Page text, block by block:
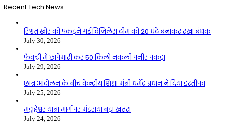
Recent Tech News
रिश्वत खोर को पकड़ने गई विजिलेंस टीम को 20 घंटे बनाकर रखा बंधक
July 30, 2026
फैक्ट्री में छापेमारी कर 50 किलो नकली पनीर पकड़ा
July 29, 2026
छात्र आंदोलन के बीच केन्द्रीय शिक्षा मंत्री धर्मेंद्र प्रधान ने दिया इस्तीफा
July 25, 2026
मद्महेश्वर यात्रा मार्ग पर मंडराया बड़ा खतरा
July 24, 2026